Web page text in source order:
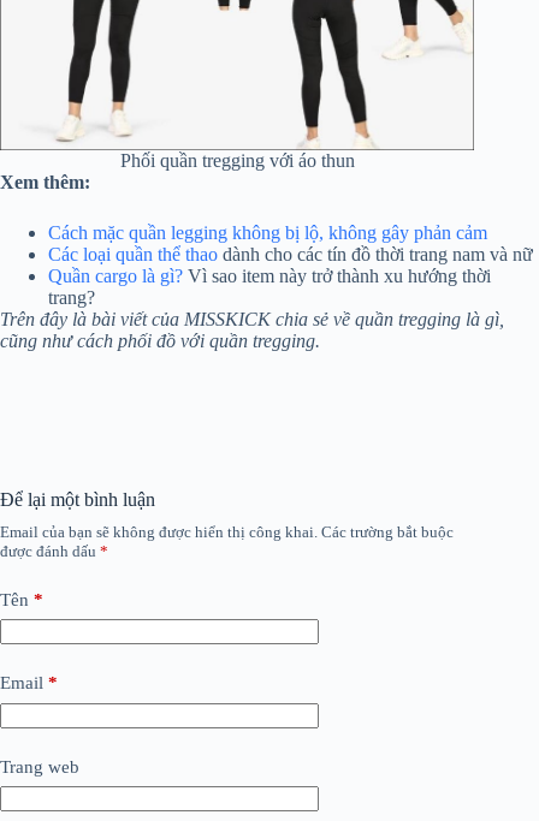
Phối quần tregging với áo thun
Xem thêm:
Cách mặc quần legging không bị lộ, không gây phản cảm
Các loại quần thể thao dành cho các tín đồ thời trang nam và nữ
Quần cargo là gì? Vì sao item này trở thành xu hướng thời
trang?
Trên đây là bài viết của MISSKICK chia sẻ về quần tregging là gì,
cũng như cách phối đồ với quần tregging.
Để lại một bình luận
Email của bạn sẽ không được hiển thị công khai. Các trường bắt buộc
được đánh dấu *
Tên *
Email *
Trang web